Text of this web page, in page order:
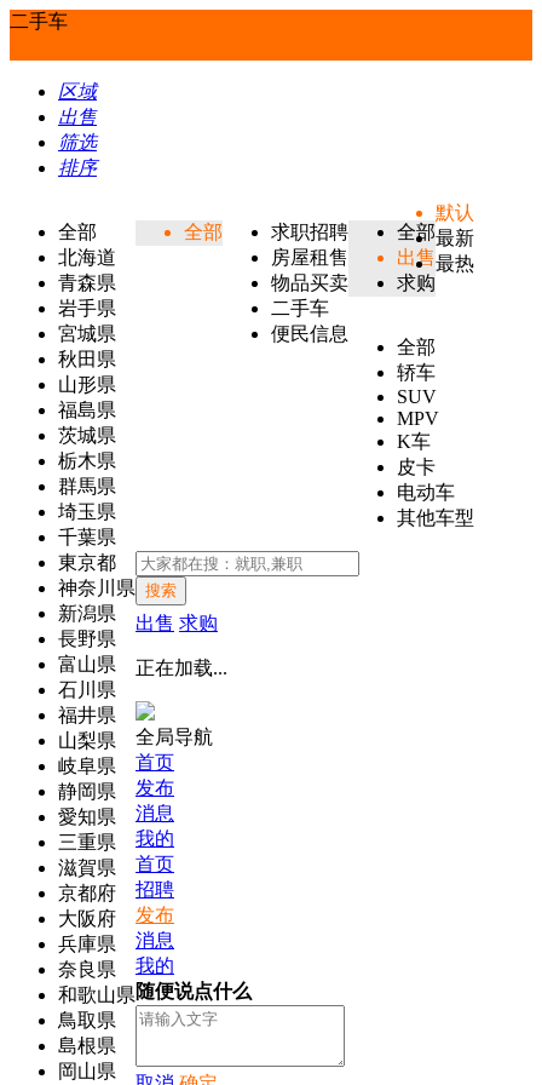
二手车
区域
出售
筛选
排序
全部
北海道
青森県
岩手県
宮城県
秋田県
山形県
福島県
茨城県
栃木県
群馬県
埼玉県
千葉県
東京都
神奈川県
新潟県
長野県
富山県
石川県
福井県
山梨県
岐阜県
静岡県
愛知県
三重県
滋賀県
京都府
大阪府
兵庫県
奈良県
和歌山県
鳥取県
島根県
岡山県
全部
求职招聘
房屋租售
物品买卖
二手车
便民信息
全部
出售
求购
全部
轿车
SUV
MPV
K车
皮卡
电动车
其他车型
默认
最新
最热
搜索
出售 求购
正在加载...
全局导航
首页
发布
消息
我的
首页
招聘
发布
消息
我的
随便说点什么